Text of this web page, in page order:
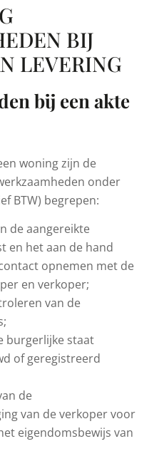
BIJ
LEVERING
bij een akte
woning zijn de
onder
BTW) begrepen:
de aangereikte
en het aan de hand
opnemen met de
en verkoper;
van de
burgerlijke staat
of geregistreerd
de
van de verkoper voor
eigendomsbewijs van